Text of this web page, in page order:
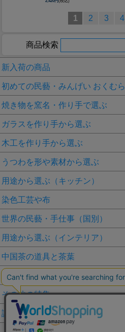
1 2 3 4
商品検索
新入荷の商品
初めての民藝・みんげい おくむら
焼き物を窯名・作り手で選ぶ
ガラスを作り手から選ぶ
木工を作り手から選ぶ
うつわを形や素材から選ぶ
用途から選ぶ（キッチン）
染色工芸や布
世界の民藝・手仕事（国別）
用途から選ぶ（インテリア）
中国茶の道具と茶葉
かごや編み物を素材から選ぶ
その他の特集
読み物